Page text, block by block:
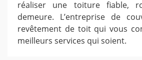
réaliser une toiture fiable,
demeure. L’entreprise de
revêtement de toit qui vous
meilleurs services qui soient.